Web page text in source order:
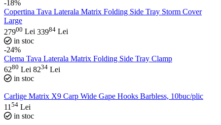
-18%
Copertina Tava Laterala Matrix Folding Side Tray Storm Cover
Large
27900 Lei 33984 Lei
in stoc
-24%
Clema Tava Laterala Matrix Folding Side Tray Clamp
6280 Lei 8234 Lei
in stoc
Carlige Matrix X9 Carp Wide Gape Hooks Barbless, 10buc/plic
11 54 Lei
in stoc